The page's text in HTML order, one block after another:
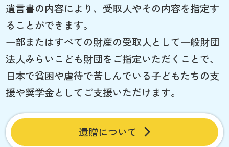
遺言書の内容により、受取人やその内容を指定す
ることができます。
一部またはすべての財産の受取人として一般財団
法人みらいこども財団をご指定いただくことで、
日本で貧困や虐待で苦しんでいる子どもたちの支
援や奨学金としてご支援いただけます。
遺贈について